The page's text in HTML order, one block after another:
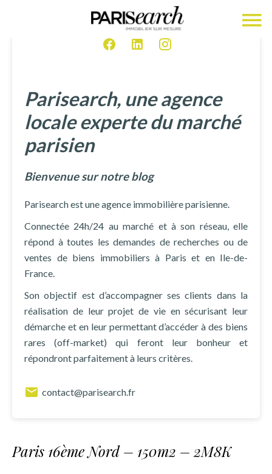
Paris 16ème Nord – 150m2 – 2M8K
Parisearch, une agence
locale experte du marché
parisien
Bienvenue sur notre blog
Parisearch est une agence immobilière parisienne.
Connectée 24h/24 au marché et à son réseau, elle
répond à toutes les demandes de recherches ou de
ventes de biens immobiliers à Paris et en Ile-de-
France.
Son objectif est d’accompagner ses clients dans la
réalisation de leur projet de vie en sécurisant leur
démarche et en leur permettant d’accéder à des biens
rares (off-market) qui feront leur bonheur et
répondront parfaitement à leurs critères.
contact@parisearch.fr